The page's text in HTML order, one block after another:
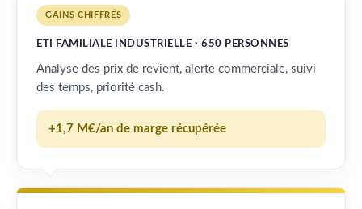
GAINS CHIFFRÉS
ETI FAMILIALE INDUSTRIELLE · 650 PERSONNES
Analyse des prix de revient, alerte commerciale, suivi
des temps, priorité cash.
+1,7 M€/an de marge récupérée